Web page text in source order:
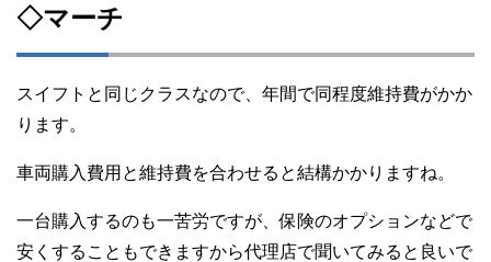
◇マーチ
スイフトと同じクラスなので、年間で同程度維持費がかか
ります。
車両購入費用と維持費を合わせると結構かかりますね。
一台購入するのも一苦労ですが、保険のオプションなどで
安くすることもできますから代理店で聞いてみると良いで